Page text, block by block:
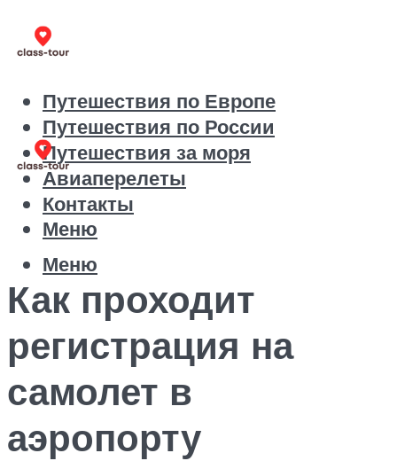
Путешествия по Европе
Путешествия по России
Путешествия за моря
Авиаперелеты
Контакты
Меню
Меню
Как проходит
регистрация на
самолет в
аэропорту